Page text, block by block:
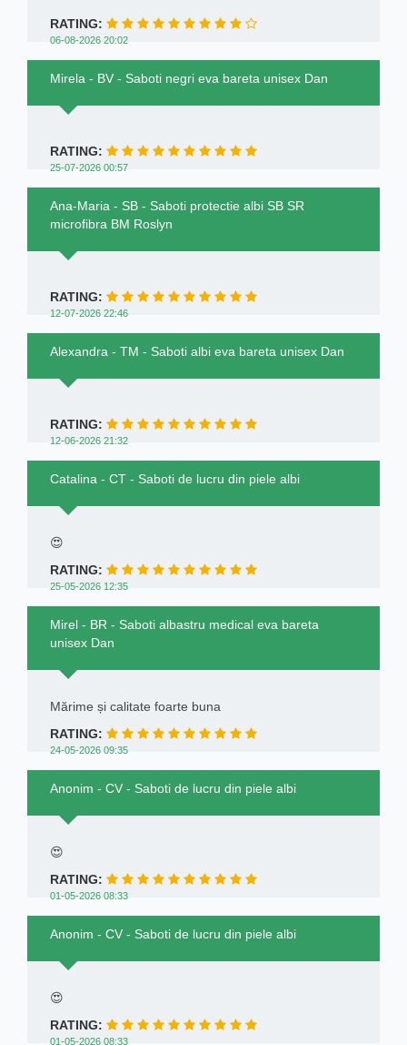
RATING:
06-08-2026 20:02
Mirela - BV - Saboti negri eva bareta unisex Dan
RATING:
25-07-2026 00:57
Ana-Maria - SB - Saboti protectie albi SB SR
microfibra BM Roslyn
RATING:
12-07-2026 22:46
Alexandra - TM - Saboti albi eva bareta unisex Dan
RATING:
12-06-2026 21:32
Catalina - CT - Saboti de lucru din piele albi
😍
RATING:
25-05-2026 12:35
Mirel - BR - Saboti albastru medical eva bareta
unisex Dan
Mărime și calitate foarte buna
RATING:
24-05-2026 09:35
Anonim - CV - Saboti de lucru din piele albi
😍
RATING:
01-05-2026 08:33
Anonim - CV - Saboti de lucru din piele albi
😍
RATING:
01-05-2026 08:33